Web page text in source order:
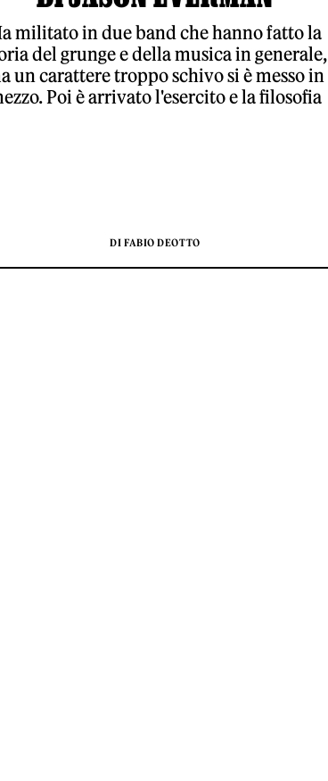
militato in due band che hanno fatto la
del grunge e della musica in generale,
un carattere troppo schivo si è messo in
Poi è arrivato l'esercito e la filosofia
DI FABIO DEOTTO